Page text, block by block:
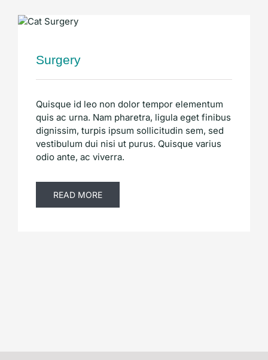
Surgery
Quisque id leo non dolor tempor elementum
quis ac urna. Nam pharetra, ligula eget finibus
dignissim, turpis ipsum sollicitudin sem, sed
vestibulum dui nisi ut purus. Quisque varius
odio ante, ac viverra.
READ MORE